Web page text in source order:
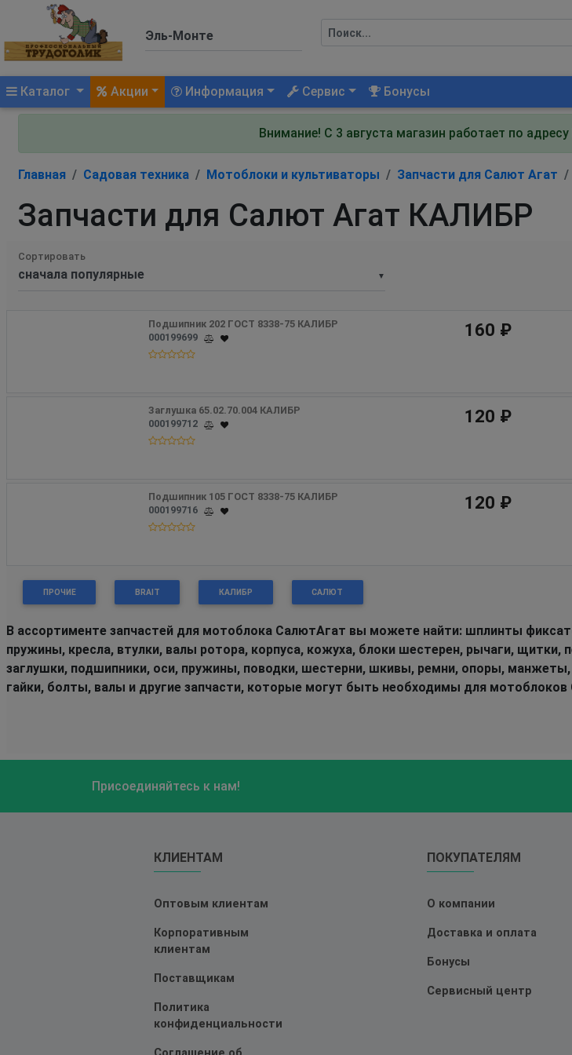
Каталог (current)Акции Информация Сервис Бонусы
Внимание! С 3 августа магазин работает по
Главная Садовая техника Мотоблоки и культиваторы Запчасти для Салют Агат
Запчасти для Салют Агат КАЛИБР
▼
Сортировать
Подшипник 202 ГОСТ 8338-75 КАЛИБР
000199699
160 ₽
Заглушка 65.02.70.004 КАЛИБР
000199712
120 ₽
Подшипник 105 ГОСТ 8338-75 КАЛИБР
000199716
120 ₽
ПРОЧИЕ BRAIT КАЛИБР САЛЮТ
В ассортименте запчастей для мотоблока СалютАгат вы можете найти: шплинты
пружины, кресла, втулки, валы ротора, корпуса, кожуха, блоки шестерен, рычаги, щитки,
заглушки, подшипники, оси, пружины, поводки, шестерни, шкивы, ремни, опоры,
гайки, болты, валы и другие запчасти, которые могут быть необходимы для
Присоединяйтесь к нам!
КЛИЕНТАМ
Оптовым клиентам
Корпоративным
клиентам
Поставщикам
Политика
конфиденциальности
ПОКУПАТЕЛЯМ
О компании
Доставка и оплата
Бонусы
Сервисный центр